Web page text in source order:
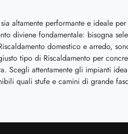
altamente performante e ideale
diviene fondamentale: bisogna
domestico e arredo,
tipo di Riscaldamento per
Scegli attentamente gli impianti
quali stufe e camini di grande